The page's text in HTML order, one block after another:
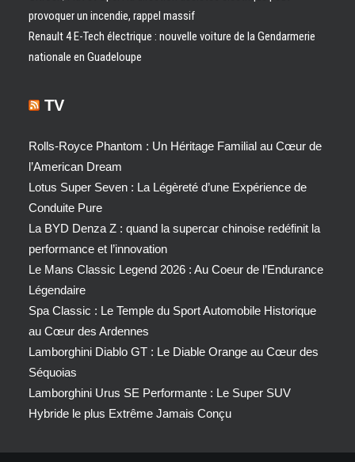
provoquer un incendie, rappel massif
Renault 4 E-Tech électrique : nouvelle voiture de la Gendarmerie
nationale en Guadeloupe
TV
Rolls-Royce Phantom : Un Héritage Familial au Cœur de
l’American Dream
Lotus Super Seven : La Légèreté d’une Expérience de
Conduite Pure
La BYD Denza Z : quand la supercar chinoise redéfinit la
performance et l’innovation
Le Mans Classic Legend 2026 : Au Coeur de l’Endurance
Légendaire
Spa Classic : Le Temple du Sport Automobile Historique
au Cœur des Ardennes
Lamborghini Diablo GT : Le Diable Orange au Cœur des
Séquoias
Lamborghini Urus SE Performante : Le Super SUV
Hybride le plus Extrême Jamais Conçu